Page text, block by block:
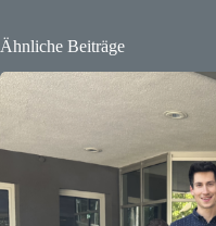
Ähnliche Beiträge